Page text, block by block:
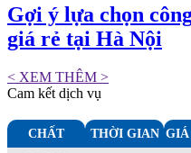
Gợi ý lựa chọn
giá rẻ tại Hà Nội
< XEM THÊM >
Cam kết dịch vụ
CHẤT THỜI GIAN